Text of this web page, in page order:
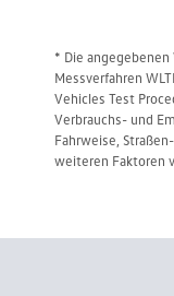
* Die
Messverfahren
Vehicles Test
Verbrauchs- und
Fahrweise,
weiteren Faktoren